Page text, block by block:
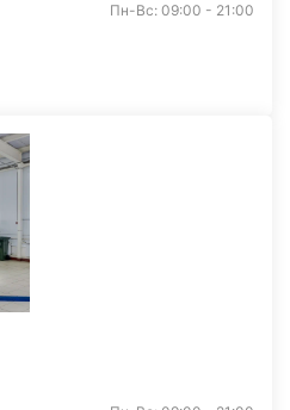
Пн-Вс: 09:00 - 21:00